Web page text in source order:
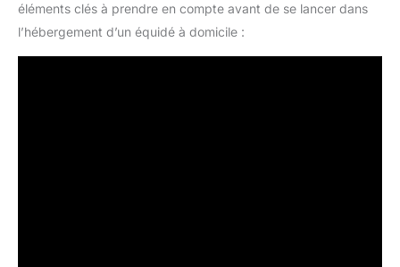
éléments clés à prendre en compte avant de se lancer dans
l’hébergement d’un équidé à domicile :